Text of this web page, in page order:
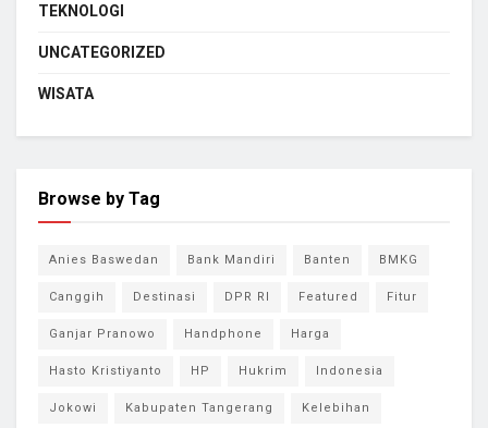
TEKNOLOGI
UNCATEGORIZED
WISATA
Browse by Tag
Anies Baswedan Bank Mandiri Banten BMKG
Canggih Destinasi DPR RI Featured Fitur
Ganjar Pranowo Handphone Harga
Hasto Kristiyanto HP Hukrim Indonesia
Jokowi Kabupaten Tangerang Kelebihan